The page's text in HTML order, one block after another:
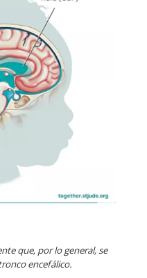
que, por lo general, se
encefálico.